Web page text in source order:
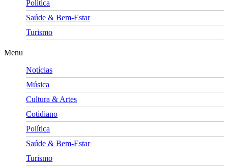
Política
Saúde & Bem-Estar
Turismo
Menu
Notícias
Música
Cultura & Artes
Cotidiano
Política
Saúde & Bem-Estar
Turismo